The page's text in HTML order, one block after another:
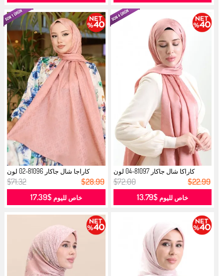
كاراكا شال جاكار 81097-04 لون
زهري...
$72.00 $22.99
خاص لليوم$13.79
كاراجا شال جاكار 81096-02 لون
زهري...
$71.32 $28.99
خاص لليوم$17.39